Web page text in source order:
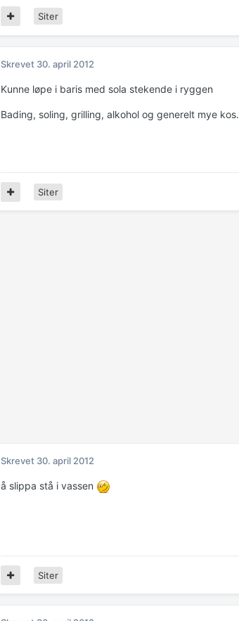
Siter
Skrevet 30. april 2012
Kunne løpe i baris med sola stekende i ryggen
Bading, soling, grilling, alkohol og generelt mye kos.
Siter
Skrevet 30. april 2012
å slippa stå i vassen
Siter